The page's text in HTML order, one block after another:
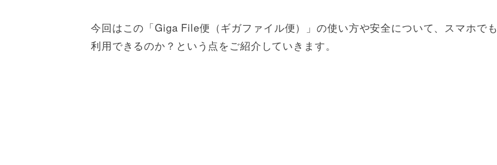
今回はこの「Giga File便（ギガファイル便）」の使い方や安全について、スマホでも
利用できるのか？という点をご紹介していきます。